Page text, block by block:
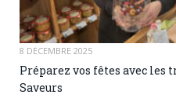
8 DÉCEMBRE 2025
Préparez vos fêtes avec les
Saveurs